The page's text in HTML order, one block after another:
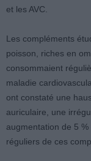
et les AVC.
Les compléments
poisson, riches en
consommaient
maladie
ont constaté une
auriculaire, une
augmentation de 5 %
réguliers de ces